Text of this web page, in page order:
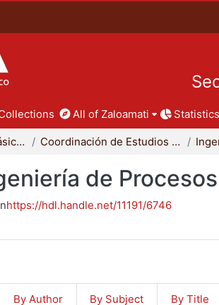
All of Zaloamati Statistics
División de Ciencias Básicas e Ingeniería Coordinación de Estudios de Posgrado - CBI
de Procesos
https://hdl.handle.net/11191/6746
By Author By Subject By Title